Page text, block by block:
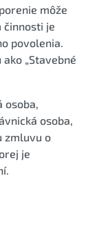
môže
činnosti je
povolenia.
„Stavebné
osoba,
osoba,
zmluvu o
je